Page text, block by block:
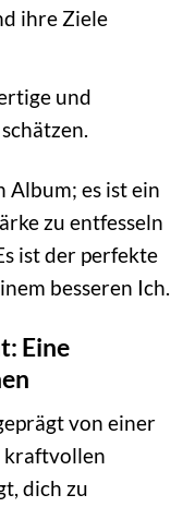
ihre Ziele
und
Album; es ist ein
zu entfesseln
ist der perfekte
besseren Ich.
Eine
von einer
kraftvollen
dich zu